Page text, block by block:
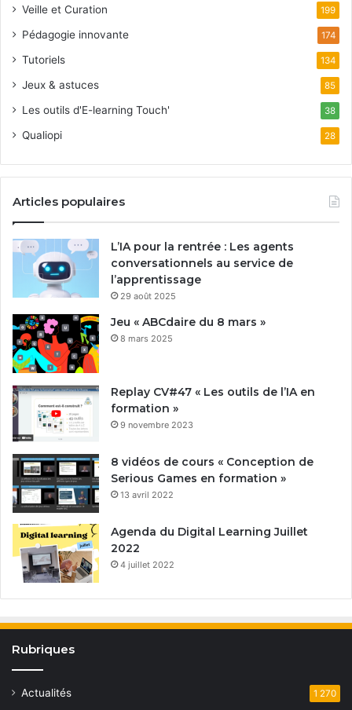
Veille et Curation 199
Pédagogie innovante 174
Tutoriels 134
Jeux & astuces 85
Les outils d'E-learning Touch' 38
Qualiopi 28
Articles populaires
L’IA pour la rentrée : Les agents
conversationnels au service de
l’apprentissage
29 août 2025
Jeu « ABCdaire du 8 mars »
8 mars 2025
Replay CV#47 « Les outils de l’IA en
formation »
9 novembre 2023
8 vidéos de cours « Conception de
Serious Games en formation »
13 avril 2022
Agenda du Digital Learning Juillet
2022
4 juillet 2022
Rubriques
Actualités 1 270